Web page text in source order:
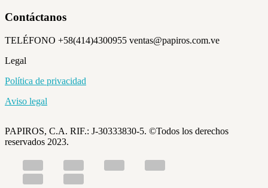
Contáctanos
TELÉFONO +58(414)4300955 ventas@papiros.com.ve
Legal
Política de privacidad
Aviso legal
PAPIROS, C.A. RIF.: J-30333830-5. ©Todos los derechos
reservados 2023.